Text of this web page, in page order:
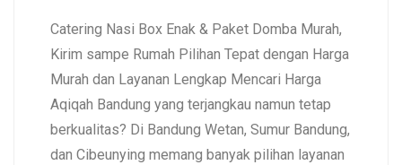
Catering Nasi Box Enak & Paket Domba Murah,
Kirim sampe Rumah Pilihan Tepat dengan Harga
Murah dan Layanan Lengkap Mencari Harga
Aqiqah Bandung yang terjangkau namun tetap
berkualitas? Di Bandung Wetan, Sumur Bandung,
dan Cibeunying memang banyak pilihan layanan